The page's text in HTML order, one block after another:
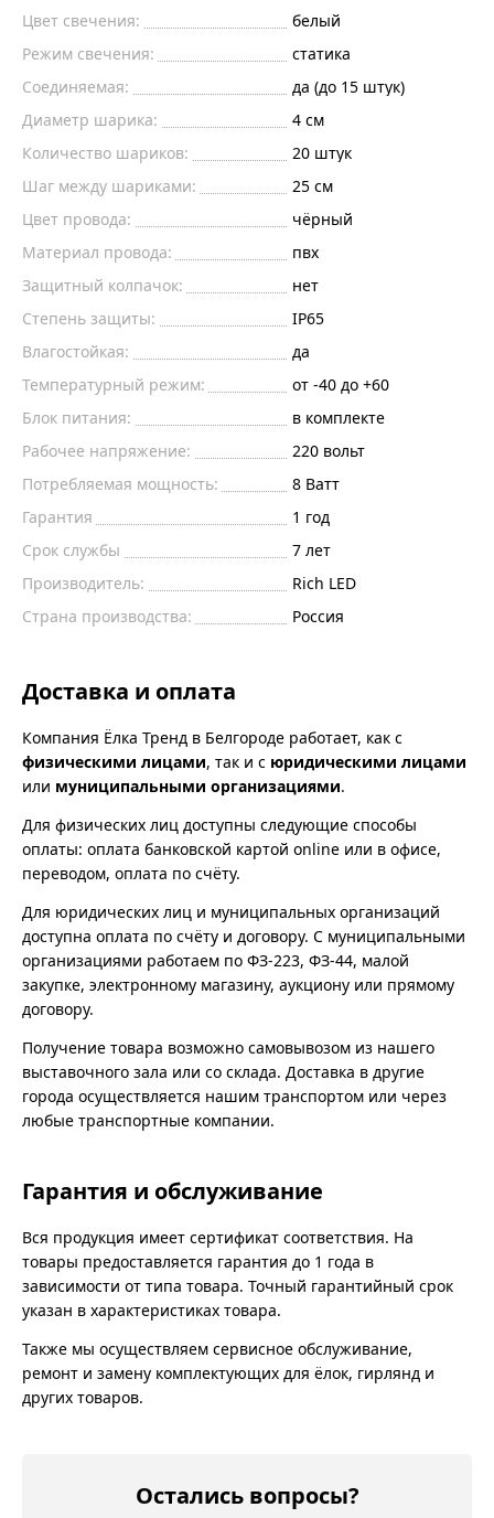
Цвет свечения:
белый
Режим свечения:
статика
Соединяемая:
да (до 15 штук)
Диаметр шарика:
4 см
Количество шариков:
20 штук
Шаг между шариками:
25 см
Цвет провода:
чёрный
Материал провода:
пвх
Защитный колпачок:
нет
Степень защиты:
IP65
Влагостойкая:
да
Температурный режим:
от -40 до +60
Блок питания:
в комплекте
Рабочее напряжение:
220 вольт
Потребляемая мощность:
8 Ватт
Гарантия
1 год
Срок службы
7 лет
Производитель:
Rich LED
Страна производства:
Россия
Доставка и оплата
Компания Ёлка Тренд в Белгороде работает, как с
физическими лицами, так и с юридическими лицами
или муниципальными организациями.
Для физических лиц доступны следующие способы
оплаты: оплата банковской картой online или в офисе,
переводом, оплата по счёту.
Для юридических лиц и муниципальных организаций
доступна оплата по счёту и договору. С муниципальными
организациями работаем по ФЗ-223, ФЗ-44, малой
закупке, электронному магазину, аукциону или прямому
договору.
Получение товара возможно самовывозом из нашего
выставочного зала или со склада. Доставка в другие
города осуществляется нашим транспортом или через
любые транспортные компании.
Гарантия и обслуживание
Вся продукция имеет сертификат соответствия. На
товары предоставляется гарантия до 1 года в
зависимости от типа товара. Точный гарантийный срок
указан в характеристиках товара.
Также мы осуществляем сервисное обслуживание,
ремонт и замену комплектующих для ёлок, гирлянд и
других товаров.
Остались вопросы?